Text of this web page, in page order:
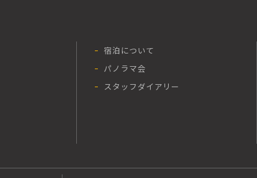
宿泊について
パノラマ会
スタッフダイアリー